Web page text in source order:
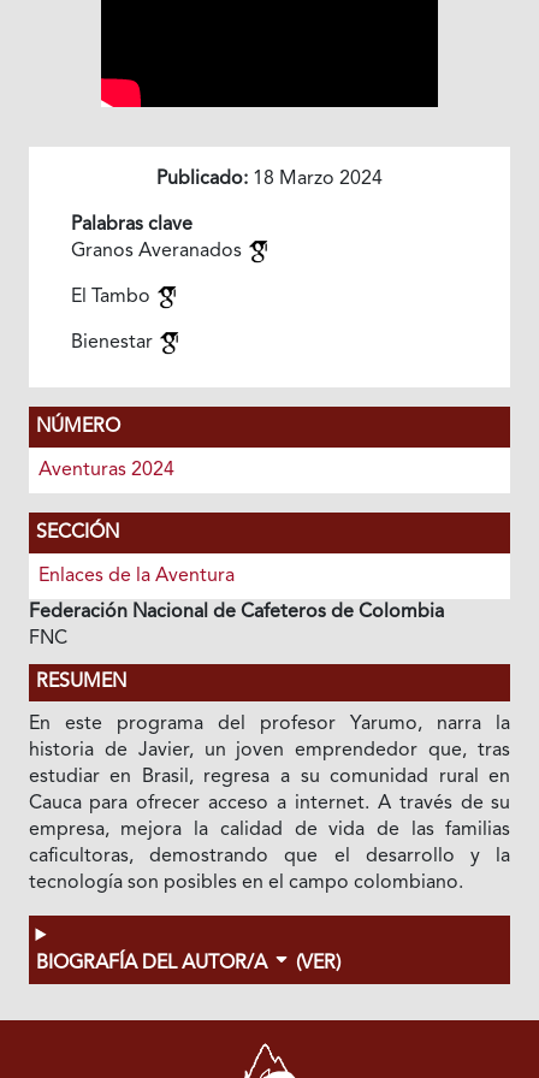
Publicado: 18 Marzo 2024
Palabras clave
Granos Averanados
El Tambo
Bienestar
NÚMERO
Aventuras 2024
SECCIÓN
Enlaces de la Aventura
Federación Nacional de Cafeteros de Colombia
FNC
RESUMEN
En este programa del profesor Yarumo, narra la
historia de Javier, un joven emprendedor que, tras
estudiar en Brasil, regresa a su comunidad rural en
Cauca para ofrecer acceso a internet. A través de su
empresa, mejora la calidad de vida de las familias
caficultoras, demostrando que el desarrollo y la
tecnología son posibles en el campo colombiano.
BIOGRAFÍA DEL AUTOR/A (VER)